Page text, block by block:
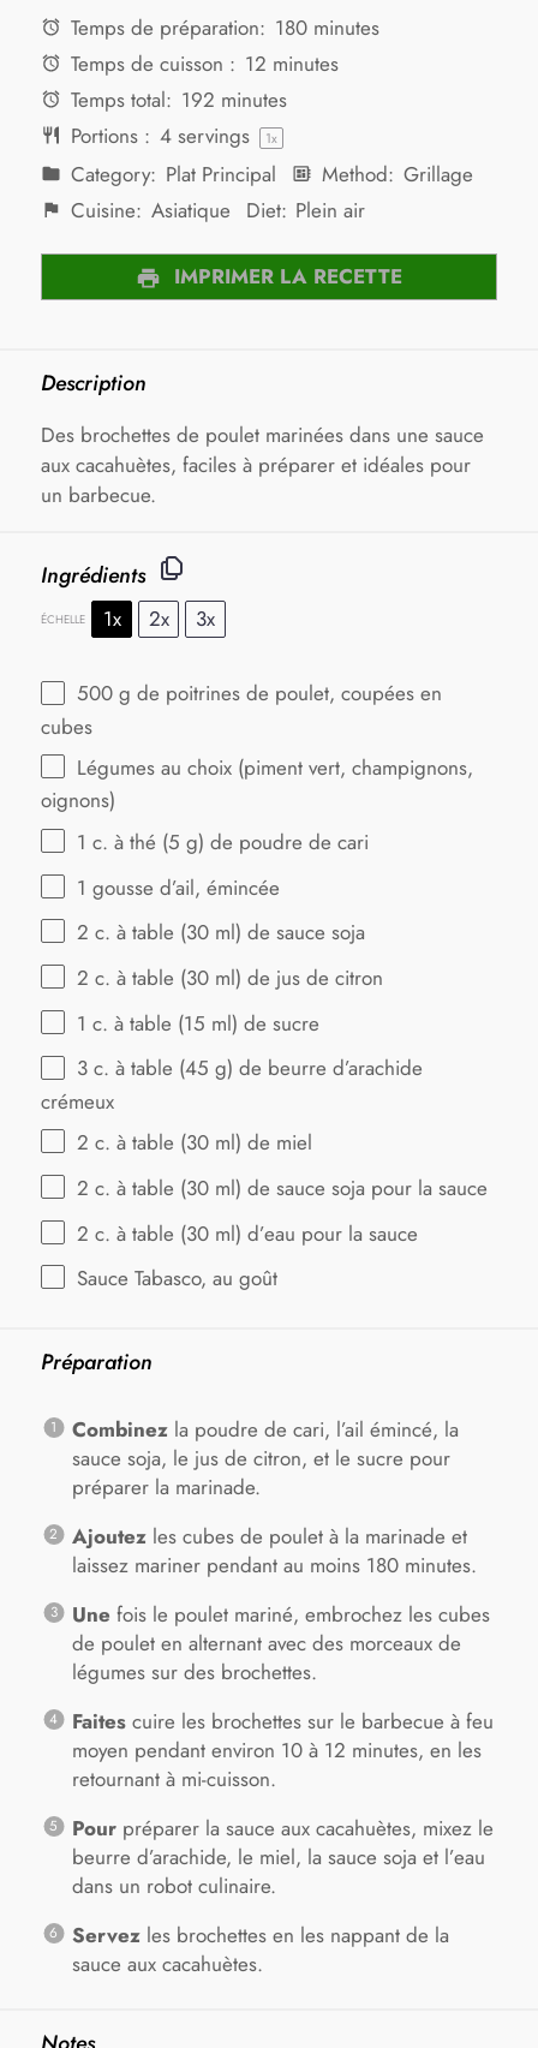
Temps de préparation: 180 minutes
Temps de cuisson : 12 minutes
Temps total: 192 minutes
Portions : 4servings 1x
Category: Plat Principal Method: Grillage
Cuisine: Asiatique Diet: Plein air
IMPRIMER LA RECETTE
Description
Des brochettes de poulet marinées dans une sauce
aux cacahuètes, faciles à préparer et idéales pour
un barbecue.
Ingrédients
ÉCHELLE 1x 2x 3x
500 g de poitrines de poulet, coupées en
cubes
Légumes au choix (piment vert, champignons,
oignons)
1 c. à thé (5 g) de poudre de cari
1 gousse d’ail, émincée
2 c. à table (30 ml) de sauce soja
2 c. à table (30 ml) de jus de citron
1 c. à table (15 ml) de sucre
3 c. à table (45 g) de beurre d’arachide
crémeux
2 c. à table (30 ml) de miel
2 c. à table (30 ml) de sauce soja pour la sauce
2 c. à table (30 ml) d’eau pour la sauce
Sauce Tabasco, au goût
Préparation
Combinezla poudre de cari, l’ail émincé, la
sauce soja, le jus de citron, et le sucre pour
préparer la marinade.
Ajoutezles cubes de poulet à la marinade et
laissez mariner pendant au moins 180 minutes.
Une fois le poulet mariné, embrochez les cubes
de poulet en alternant avec des morceaux de
légumes sur des brochettes.
Faitescuire les brochettes sur le barbecue à feu
moyen pendant environ 10 à 12 minutes, en les
retournant à mi-cuisson.
Pourpréparer la sauce aux cacahuètes, mixez le
beurre d’arachide, le miel, la sauce soja et l’eau
dans un robot culinaire.
Servezles brochettes en les nappant de la
sauce aux cacahuètes.